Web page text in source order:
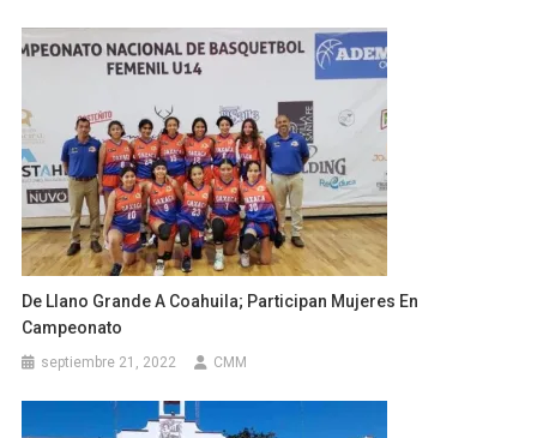
De Llano Grande A Coahuila; Participan Mujeres En
Campeonato
septiembre 21, 2022 CMM